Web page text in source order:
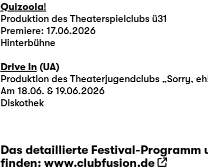
Quizoola!
Produktion des Theaterspielclubs ü31
Premiere: 17.06.2026
Hinterbühne
Drive In (UA)
Produktion des Theaterjugendclubs „Sorry,
Am 18.06. & 19.06.2026
Diskothek
Das detaillierte Festival-Programm
finden: www.clubfusion.de